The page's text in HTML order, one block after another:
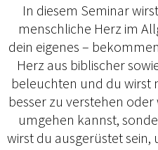
In diesem Seminar
menschliche Herz im
dein eigenes –
Herz aus biblischer
beleuchten und du wirst
besser zu verstehen
umgehen kannst,
wirst du ausgerüstet sein,